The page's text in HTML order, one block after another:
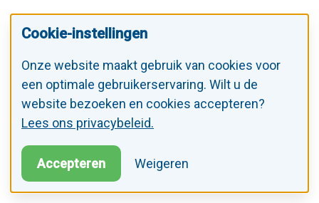
Cookie-instellingen
Onze website maakt gebruik van cookies voor
een optimale gebruikerservaring. Wilt u de
website bezoeken en cookies accepteren?
Lees ons privacybeleid.
Accepteren Weigeren